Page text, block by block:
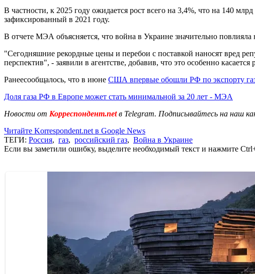
В частности, к 2025 году ожидается рост всего на 3,4%, что на 140
зафиксированный в 2021 году.
В отчете МЭА объясняется, что война в Украине значительно повлияла
"Сегодняшние рекордные цены и перебои с поставкой наносят вред
перспектив", - заявили в агентстве, добавив, что это особенно
Ранеесообщалось, что в июне США впервые обошли РФ по экспорту
Доля газа РФ в Европе может стать минимальной за 20 лет - МЭА
Новости от Корреспондент.netв Telegram. Подписывайтесь на наш
Читайте Korrespondent.net в Google News
ТЕГИ: Россия, газ, российский газ, Война в Украине
Если вы заметили ошибку, выделите необходимый текст и нажмите